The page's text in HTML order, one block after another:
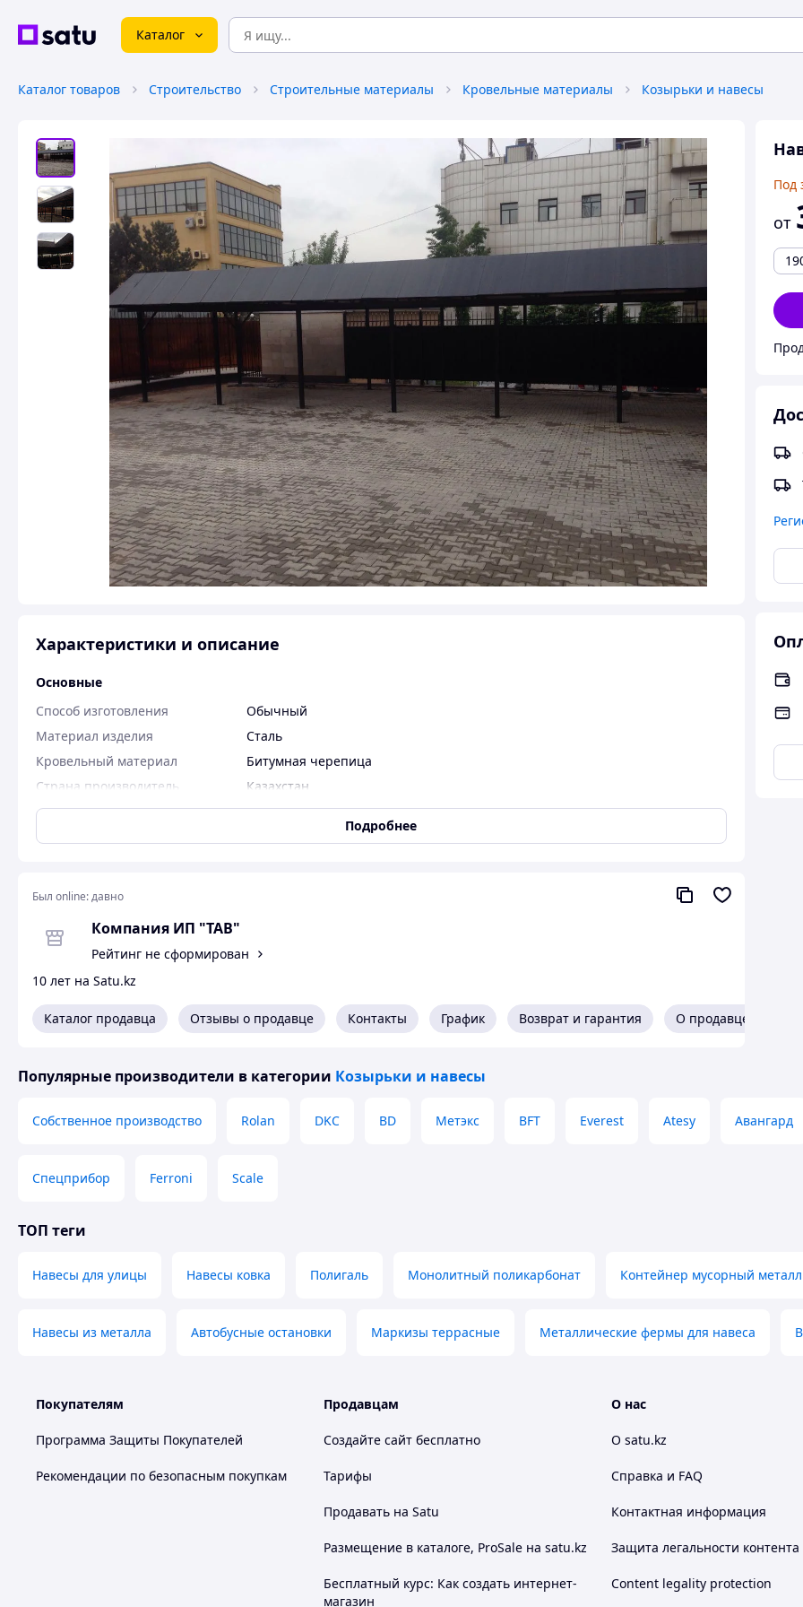
Каталог
Каталог товаров Строительство Строительные материалы Кровельные материалы Козырьки и навесы
Под
от
Характеристики и описание
Основные
Способ изготовления
Обычный
Материал изделия
Сталь
Кровельный материал
Битумная черепица
Страна производитель
Казахстан
Производитель
BD
Покрытие
Пользовательские характеристики
Выезд менеджера
Доставка
бесплатно
Гарантия
Изготовление навесов любой сложности на заказ, возможно изготовление по эскизу клиента.
Высококачественный материал, пр-во Россия, Казахстан. Основная часть конструкций навеса собирается и
Подробнее
Был online:давно
Компания ИП "ТАВ"
Рейтинг не сформирован
10 лет на Satu.kz
Каталог продавца Отзывы о продавце Контакты График Возврат и гарантия О продавце
Популярные производители в категории Козырьки и навесы
Собственное производство Rolan DKC BD Метэкс BFT Everest Atesy Авангард
Спецприбор Ferroni Scale
ТОП теги
Навесы для улицы Навесы ковка Полигаль Монолитный поликарбонат Контейнер мусорный
Навесы из металла Автобусные остановки Маркизы террасные Металлические фермы для навеса
Покупателям
Программа Защиты Покупателей
Рекомендации по безопасным покупкам
Продавцам
Создайте сайт бесплатно
Тарифы
Продавать на Satu
Размещение в каталоге, ProSale на satu.kz
Бесплатный курс: Как создать интернет-
магазин
О нас
О satu.kz
Справка и FAQ
Контактная информация
Защита легальности контента
Content legality protection